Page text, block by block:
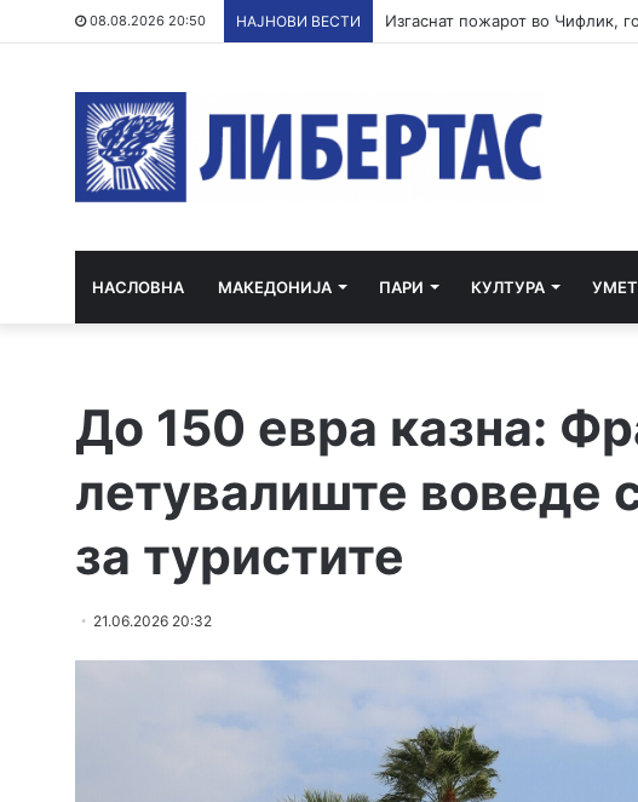
08.08.2026 20:50 НАЈНОВИ ВЕСТИ Кривична за полицаец кој
НАСЛОВНА МАКЕДОНИЈА ПАРИ КУЛТУРА
До 150 евра казна:
летувалиште воведе
за туристите
21.06.2026 20:32